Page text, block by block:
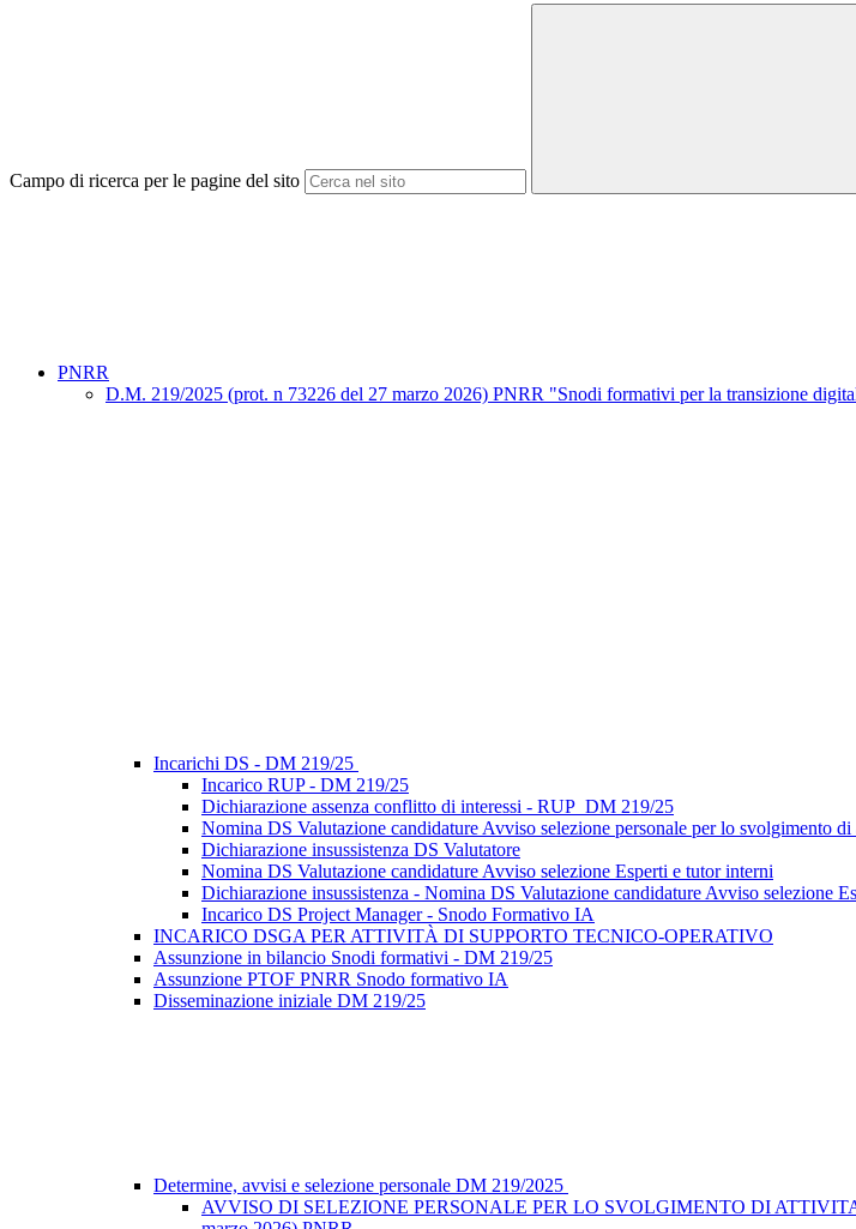
Campo di ricerca per le pagine del sito
PNRR
D.M. 219/2025 (prot. n 73226 del 27 marzo 2026) PNRR "Snodi formativi per la transizione
Incarichi DS - DM 219/25
Incarico RUP - DM 219/25
Dichiarazione assenza conflitto di interessi - RUP_DM 219/25
Nomina DS Valutazione candidature Avviso selezione personale per lo svolgimento
Dichiarazione insussistenza DS Valutatore
Nomina DS Valutazione candidature Avviso selezione Esperti e tutor interni
Dichiarazione insussistenza - Nomina DS Valutazione candidature Avviso selezione
Incarico DS Project Manager - Snodo Formativo IA
INCARICO DSGA PER ATTIVITÀ DI SUPPORTO TECNICO-OPERATIVO
Assunzione in bilancio Snodi formativi - DM 219/25
Assunzione PTOF PNRR Snodo formativo IA
Disseminazione iniziale DM 219/25
Determine, avvisi e selezione personale DM 219/2025
AVVISO DI SELEZIONE PERSONALE PER LO SVOLGIMENTO DI